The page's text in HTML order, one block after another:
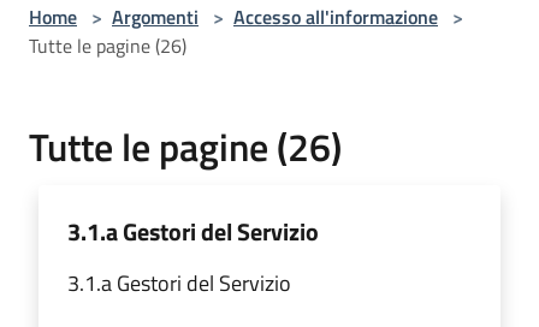
Home > Argomenti > Accesso all'informazione >
Tutte le pagine (26)
Tutte le pagine (26)
3.1.a Gestori del Servizio
3.1.a Gestori del Servizio